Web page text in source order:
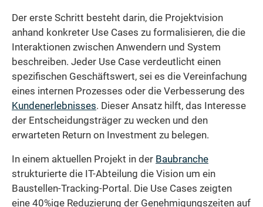
Der erste Schritt besteht darin, die Projektvision
anhand konkreter Use Cases zu formalisieren, die die
Interaktionen zwischen Anwendern und System
beschreiben. Jeder Use Case verdeutlicht einen
spezifischen Geschäftswert, sei es die Vereinfachung
eines internen Prozesses oder die Verbesserung des
Kundenerlebnisses. Dieser Ansatz hilft, das Interesse
der Entscheidungsträger zu wecken und den
erwarteten Return on Investment zu belegen.
In einem aktuellen Projekt in der Baubranche
strukturierte die IT-Abteilung die Vision um ein
Baustellen-Tracking-Portal. Die Use Cases zeigten
eine 40%ige Reduzierung der Genehmigungszeiten auf